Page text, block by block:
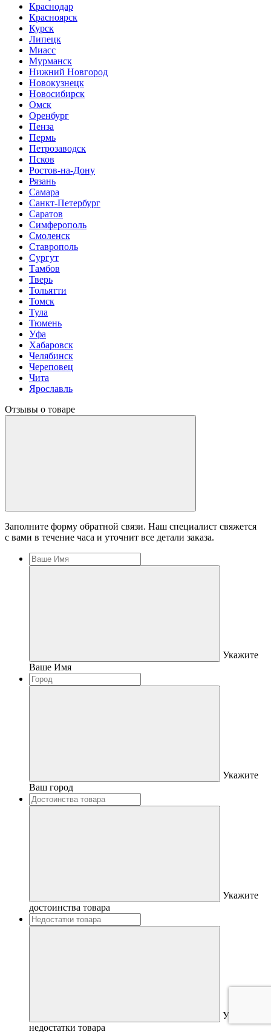
Краснодар
Красноярск
Курск
Липецк
Миасс
Мурманск
Нижний Новгород
Новокузнецк
Новосибирск
Омск
Оренбург
Пенза
Пермь
Петрозаводск
Псков
Ростов-на-Дону
Рязань
Самара
Санкт-Петербург
Саратов
Симферополь
Смоленск
Ставрополь
Сургут
Тамбов
Тверь
Тольятти
Томск
Тула
Тюмень
Уфа
Хабаровск
Челябинск
Череповец
Чита
Ярославль
Отзывы о товаре
Заполните форму обратной связи. Наш специалист свяжется
с вами в течение часа и уточнит все детали заказа.
Укажите
Ваше Имя
Укажите
Ваш город
Укажите
достоинства товара
Укажите
недостатки товара